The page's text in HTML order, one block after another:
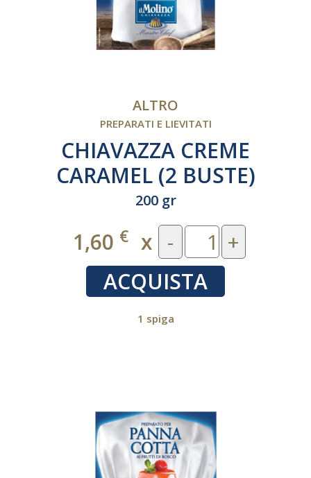
ALTRO
PREPARATI E LIEVITATI
CHIAVAZZA CREME
CARAMEL (2 BUSTE)
200 gr
1,60 € x -
+
ACQUISTA
1 spiga